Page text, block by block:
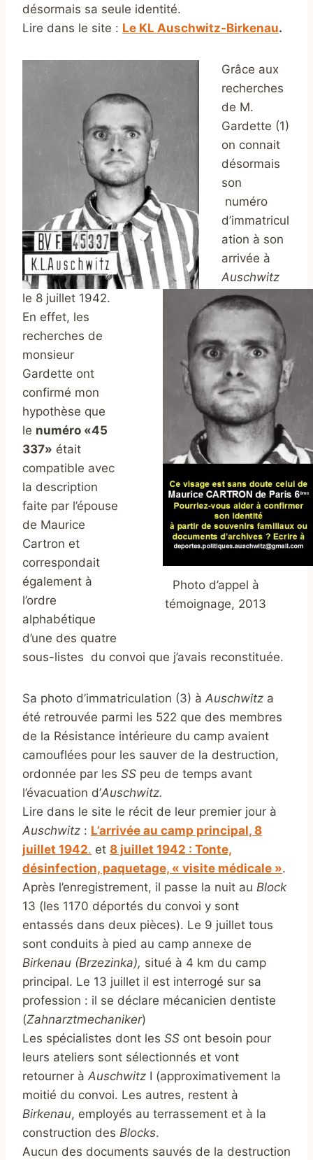
désormais sa seule identité.
Lire dans le site : Le KL Auschwitz-Birkenau.
Photo d’appel à
témoignage, 2013
Grâce aux
recherches
de M.
Gardette (1)
on connait
désormais
son
numéro
d’immatricul
ation à son
arrivée à
Auschwitz
le 8 juillet 1942.
En effet, les
recherches de
monsieur
Gardette ont
confirmé mon
hypothèse que
le numéro «45
337» était
compatible avec
la description
faite par l’épouse
de Maurice
Cartron et
correspondait
également à
l’ordre
alphabétique
d’une des quatre
sous-listes du convoi que j’avais reconstituée.
Sa photo d’immatriculation (3) à Auschwitz a
été retrouvée parmi les 522 que des membres
de la Résistance intérieure du camp avaient
camouflées pour les sauver de la destruction,
ordonnée par les SS peu de temps avant
l’évacuation d’Auschwitz.
Lire dans le site le récit de leur premier jour à
Auschwitz : L’arrivée au camp principal, 8
juillet 1942. et 8 juillet 1942 : Tonte,
désinfection, paquetage, « visite médicale ».
Après l’enregistrement, il passe la nuit au Block
13 (les 1170 déportés du convoi y sont
entassés dans deux pièces). Le 9 juillet tous
sont conduits à pied au camp annexe de
Birkenau (Brzezinka), situé à 4 km du camp
principal. Le 13 juillet il est interrogé sur sa
profession : il se déclare mécanicien dentiste
(Zahnarztmechaniker)
Les spécialistes dont les SS ont besoin pour
leurs ateliers sont sélectionnés et vont
retourner à Auschwitz I (approximativement la
moitié du convoi. Les autres, restent à
Birkenau, employés au terrassement et à la
construction des Blocks.
Aucun des documents sauvés de la destruction